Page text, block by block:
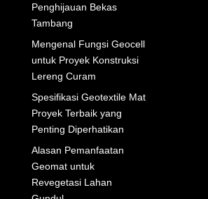
Penghijauan Bekas
Tambang
Mengenal Fungsi Geocell
untuk Proyek Konstruksi
Lereng Curam
Spesifikasi Geotextile Mat
Proyek Terbaik yang
Penting Diperhatikan
Alasan Pemanfaatan
Geomat untuk
Revegetasi Lahan